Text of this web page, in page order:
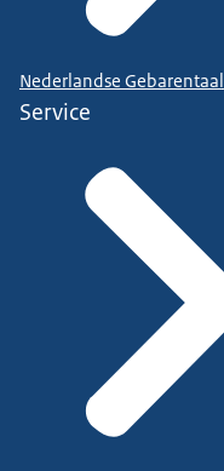
Nederlandse Gebarentaal
Service